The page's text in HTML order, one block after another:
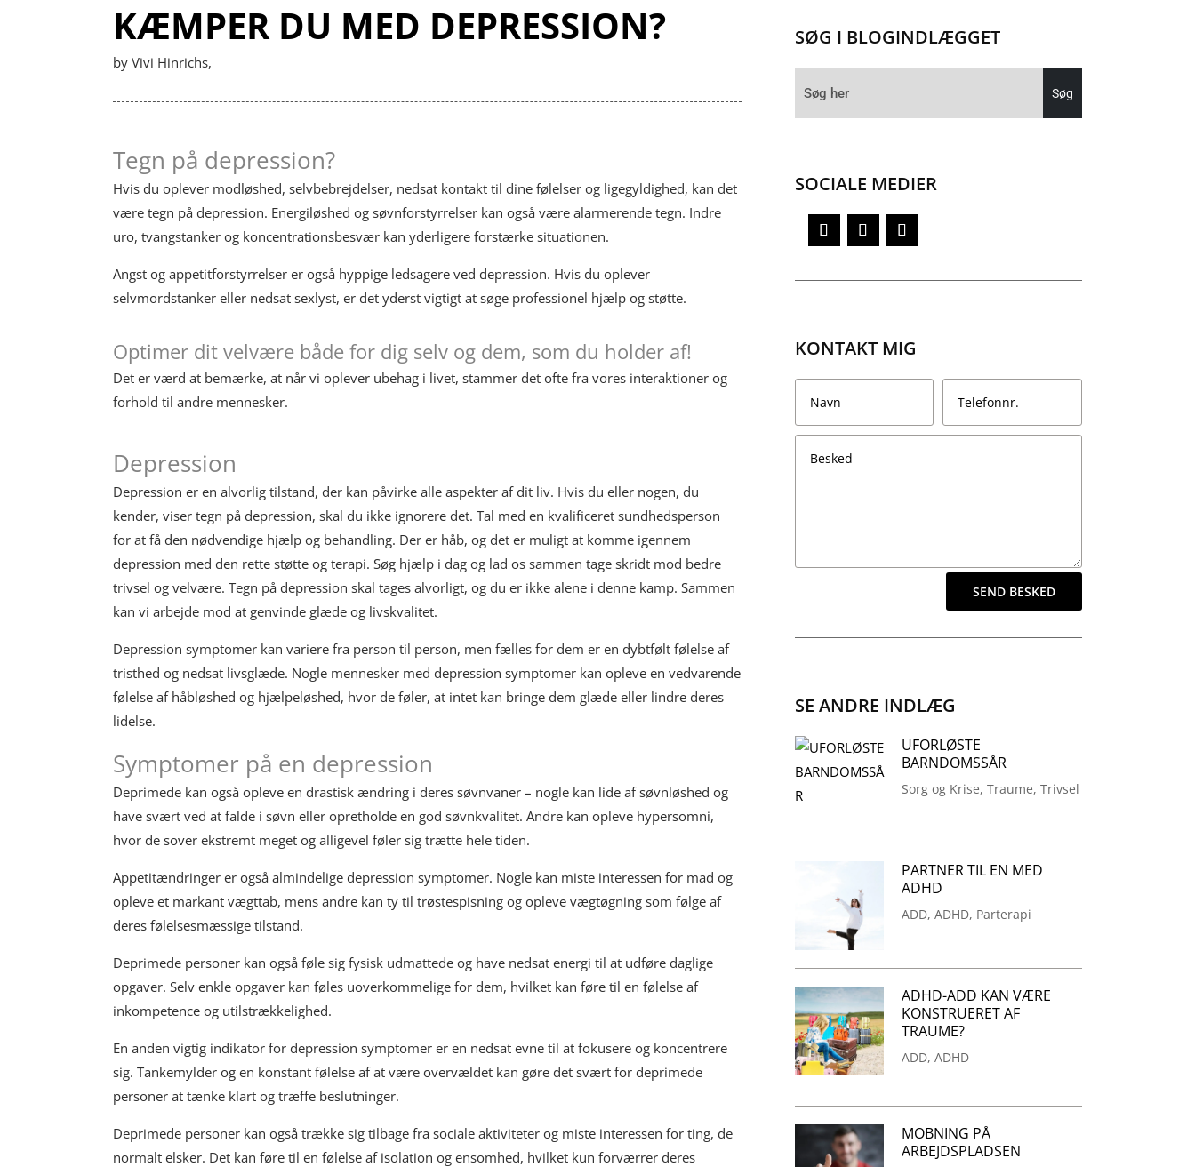
KÆMPER DU MED DEPRESSION?
by Vivi Hinrichs,
Tegn på depression?
Hvis du oplever modløshed, selvbebrejdelser, nedsat kontakt til dine følelser og ligegyldighed, kan det
være tegn på depression. Energiløshed og søvnforstyrrelser kan også være alarmerende tegn. Indre
uro, tvangstanker og koncentrationsbesvær kan yderligere forstærke situationen.
Angst og appetitforstyrrelser er også hyppige ledsagere ved depression. Hvis du oplever
selvmordstanker eller nedsat sexlyst, er det yderst vigtigt at søge professionel hjælp og støtte.
Optimer dit velvære både for dig selv og dem, som du holder af!
Det er værd at bemærke, at når vi oplever ubehag i livet, stammer det ofte fra vores interaktioner og
forhold til andre mennesker.
Depression
Depression er en alvorlig tilstand, der kan påvirke alle aspekter af dit liv. Hvis du eller nogen, du
kender, viser tegn på depression, skal du ikke ignorere det. Tal med en kvalificeret sundhedsperson
for at få den nødvendige hjælp og behandling. Der er håb, og det er muligt at komme igennem
depression med den rette støtte og terapi. Søg hjælp i dag og lad os sammen tage skridt mod bedre
trivsel og velvære. Tegn på depression skal tages alvorligt, og du er ikke alene i denne kamp. Sammen
kan vi arbejde mod at genvinde glæde og livskvalitet.
Depression symptomer kan variere fra person til person, men fælles for dem er en dybtfølt følelse af
tristhed og nedsat livsglæde. Nogle mennesker med depression symptomer kan opleve en vedvarende
følelse af håbløshed og hjælpeløshed, hvor de føler, at intet kan bringe dem glæde eller lindre deres
lidelse.
Symptomer på en depression
Deprimede kan også opleve en drastisk ændring i deres søvnvaner – nogle kan lide af søvnløshed og
have svært ved at falde i søvn eller opretholde en god søvnkvalitet. Andre kan opleve hypersomni,
hvor de sover ekstremt meget og alligevel føler sig trætte hele tiden.
Appetitændringer er også almindelige depression symptomer. Nogle kan miste interessen for mad og
opleve et markant vægttab, mens andre kan ty til trøstespisning og opleve vægtøgning som følge af
deres følelsesmæssige tilstand.
Deprimede personer kan også føle sig fysisk udmattede og have nedsat energi til at udføre daglige
opgaver. Selv enkle opgaver kan føles uoverkommelige for dem, hvilket kan føre til en følelse af
inkompetence og utilstrækkelighed.
En anden vigtig indikator for depression symptomer er en nedsat evne til at fokusere og koncentrere
sig. Tankemylder og en konstant følelse af at være overvældet kan gøre det svært for deprimede
personer at tænke klart og træffe beslutninger.
Deprimede personer kan også trække sig tilbage fra sociale aktiviteter og miste interessen for ting, de
normalt elsker. Det kan føre til en følelse af isolation og ensomhed, hvilket kun forværrer deres
SØG I BLOGINDLÆGGET
SOCIALE MEDIER
KONTAKT MIG
SEND BESKED
SE ANDRE INDLÆG
UFORLØSTE
BARNDOMSSÅR
Sorg og Krise, Traume, Trivsel
PARTNER TIL EN MED
ADHD
ADD, ADHD, Parterapi
ADHD-ADD KAN VÆRE
KONSTRUERET AF
TRAUME?
ADD, ADHD
MOBNING PÅ
ARBEJDSPLADSEN